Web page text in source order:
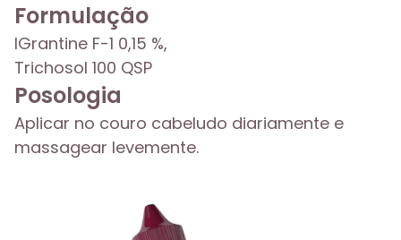
Formulação
IGrantine F-1 0,15 %,
Trichosol 100 QSP
Posologia
Aplicar no couro cabeludo diariamente e
massagear levemente.